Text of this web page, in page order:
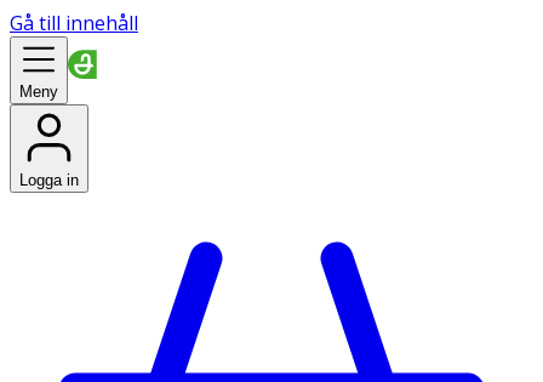
Gå till innehåll
Meny
Logga in